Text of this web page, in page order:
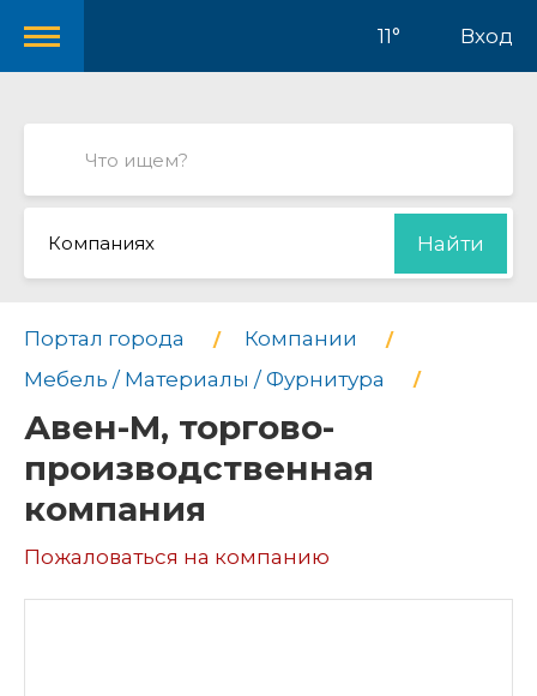
11° Вход
Компаниях Найти
Портал города
Компании
Мебель / Материалы / Фурнитура
Авен-М, торгово-
производственная
компания
Пожаловаться на компанию